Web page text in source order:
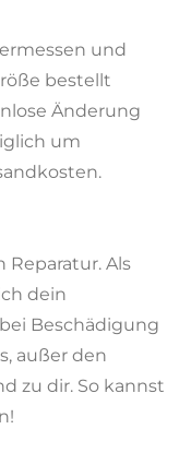
und
bestellt
Änderung
um
Als
dein
Beschädigung
außer den
zu dir. So kannst